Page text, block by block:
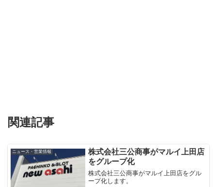
関連記事
ニュース・営業情報
株式会社三公商事がマルイ上田店
をグループ化
株式会社三公商事がマルイ上田店をグル
ープ化します。